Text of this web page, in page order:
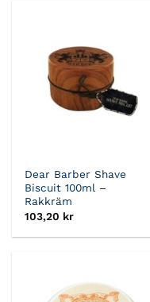
Dear Barber Shave
Biscuit 100ml –
Rakkräm
103,20 kr